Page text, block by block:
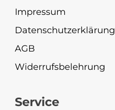
Impressum
Datenschutzerklärung
AGB
Widerrufsbelehrung
Service